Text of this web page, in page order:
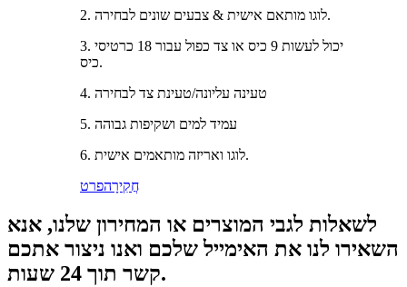
2. לוגו מותאם אישית & צבעים שונים לבחירה.
3. יכול לעשות 9 כיס או צד כפול עבור 18 כרטיסי
כיס.
4. טעינה עליונה/טעינת צד לבחירה
5. עמיד למים ושקיפות גבוהה
6. לוגו ואריזה מותאמים אישית.
חֲקִירָהפרט
לשאלות לגבי המוצרים או המחירון שלנו, אנא
השאירו לנו את האימייל שלכם ואנו ניצור אתכם
קשר תוך 24 שעות.